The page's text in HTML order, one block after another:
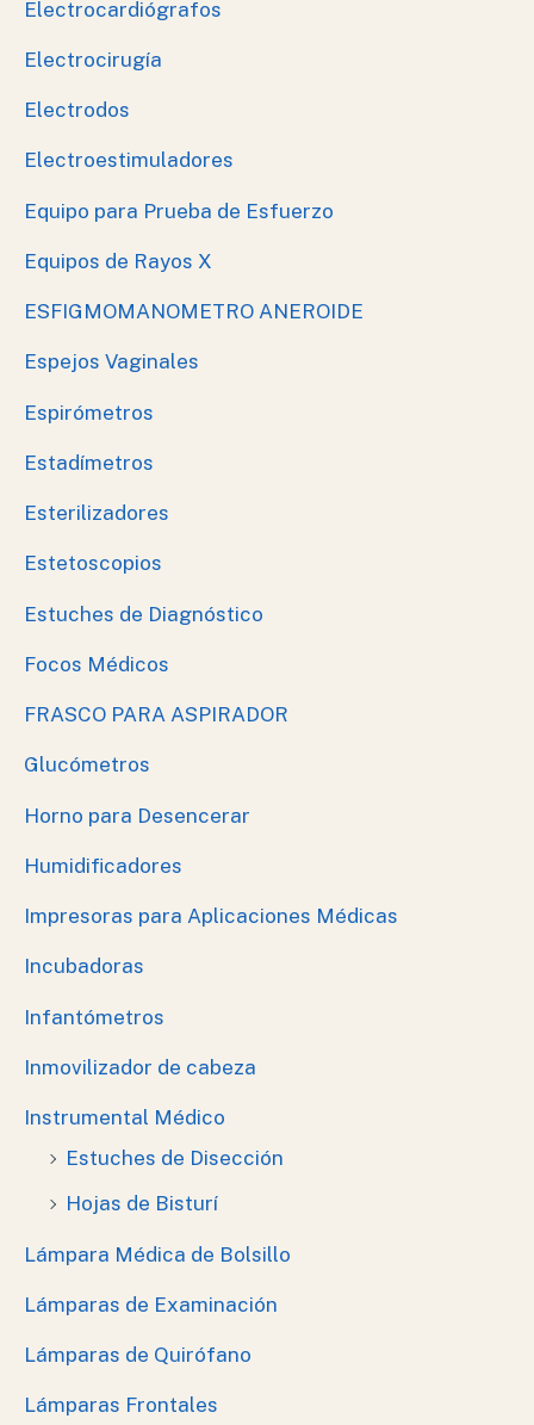
Electrocardiógrafos
Electrocirugía
Electrodos
Electroestimuladores
Equipo para Prueba de Esfuerzo
Equipos de Rayos X
ESFIGMOMANOMETRO ANEROIDE
Espejos Vaginales
Espirómetros
Estadímetros
Esterilizadores
Estetoscopios
Estuches de Diagnóstico
Focos Médicos
FRASCO PARA ASPIRADOR
Glucómetros
Horno para Desencerar
Humidificadores
Impresoras para Aplicaciones Médicas
Incubadoras
Infantómetros
Inmovilizador de cabeza
Instrumental Médico
Estuches de Disección
Hojas de Bisturí
Lámpara Médica de Bolsillo
Lámparas de Examinación
Lámparas de Quirófano
Lámparas Frontales